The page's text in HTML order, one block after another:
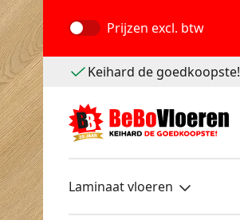
Prijzen excl. btw
Keihard de goedkoopste!
Laminaat vloeren